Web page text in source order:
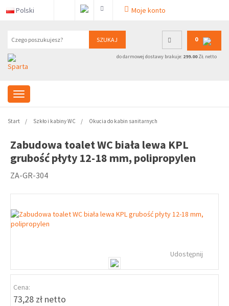
Polski Moje konto
SZUKAJ 0
do darmowej dostawy brakuje: 299.00ZŁ netto
Start Szkło i kabiny WC Okucia do kabin sanitarnych
Zabudowa toalet WC biała lewa KPL
grubość płyty 12-18 mm, polipropylen
ZA-GR-304
Udostępnij
Cena:
73,28 zł netto